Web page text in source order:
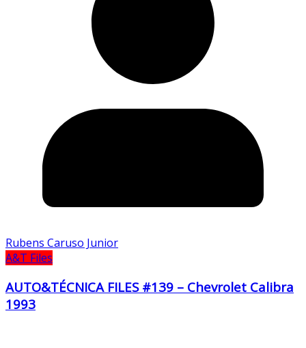
Rubens Caruso Junior
A&T Files
AUTO&TÉCNICA FILES #139 – Chevrolet Calibra
1993